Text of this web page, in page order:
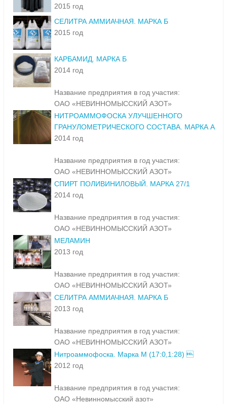
2015 год
СЕЛИТРА АММИАЧНАЯ. МАРКА Б
2015 год
КАРБАМИД. МАРКА Б
2014 год
Название предприятия в год участия:
ОАО «НЕВИННОМЫССКИЙ АЗОТ»
НИТРОАММОФОСКА УЛУЧШЕННОГО
ГРАНУЛОМЕТРИЧЕСКОГО СОСТАВА. МАРКА А
2014 год
Название предприятия в год участия:
ОАО «НЕВИННОМЫССКИЙ АЗОТ»
СПИРТ ПОЛИВИНИЛОВЫЙ. МАРКА 27/1
2014 год
Название предприятия в год участия:
ОАО «НЕВИННОМЫССКИЙ АЗОТ»
МЕЛАМИН
2013 год
Название предприятия в год участия:
ОАО «НЕВИННОМЫССКИЙ АЗОТ»
СЕЛИТРА АММИАЧНАЯ. МАРКА Б
2013 год
Название предприятия в год участия:
ОАО «НЕВИННОМЫССКИЙ АЗОТ»
Нитроаммофоска. Марка М (17:0,1:28) 
2012 год
Название предприятия в год участия:
ОАО «Невинномысский азот»